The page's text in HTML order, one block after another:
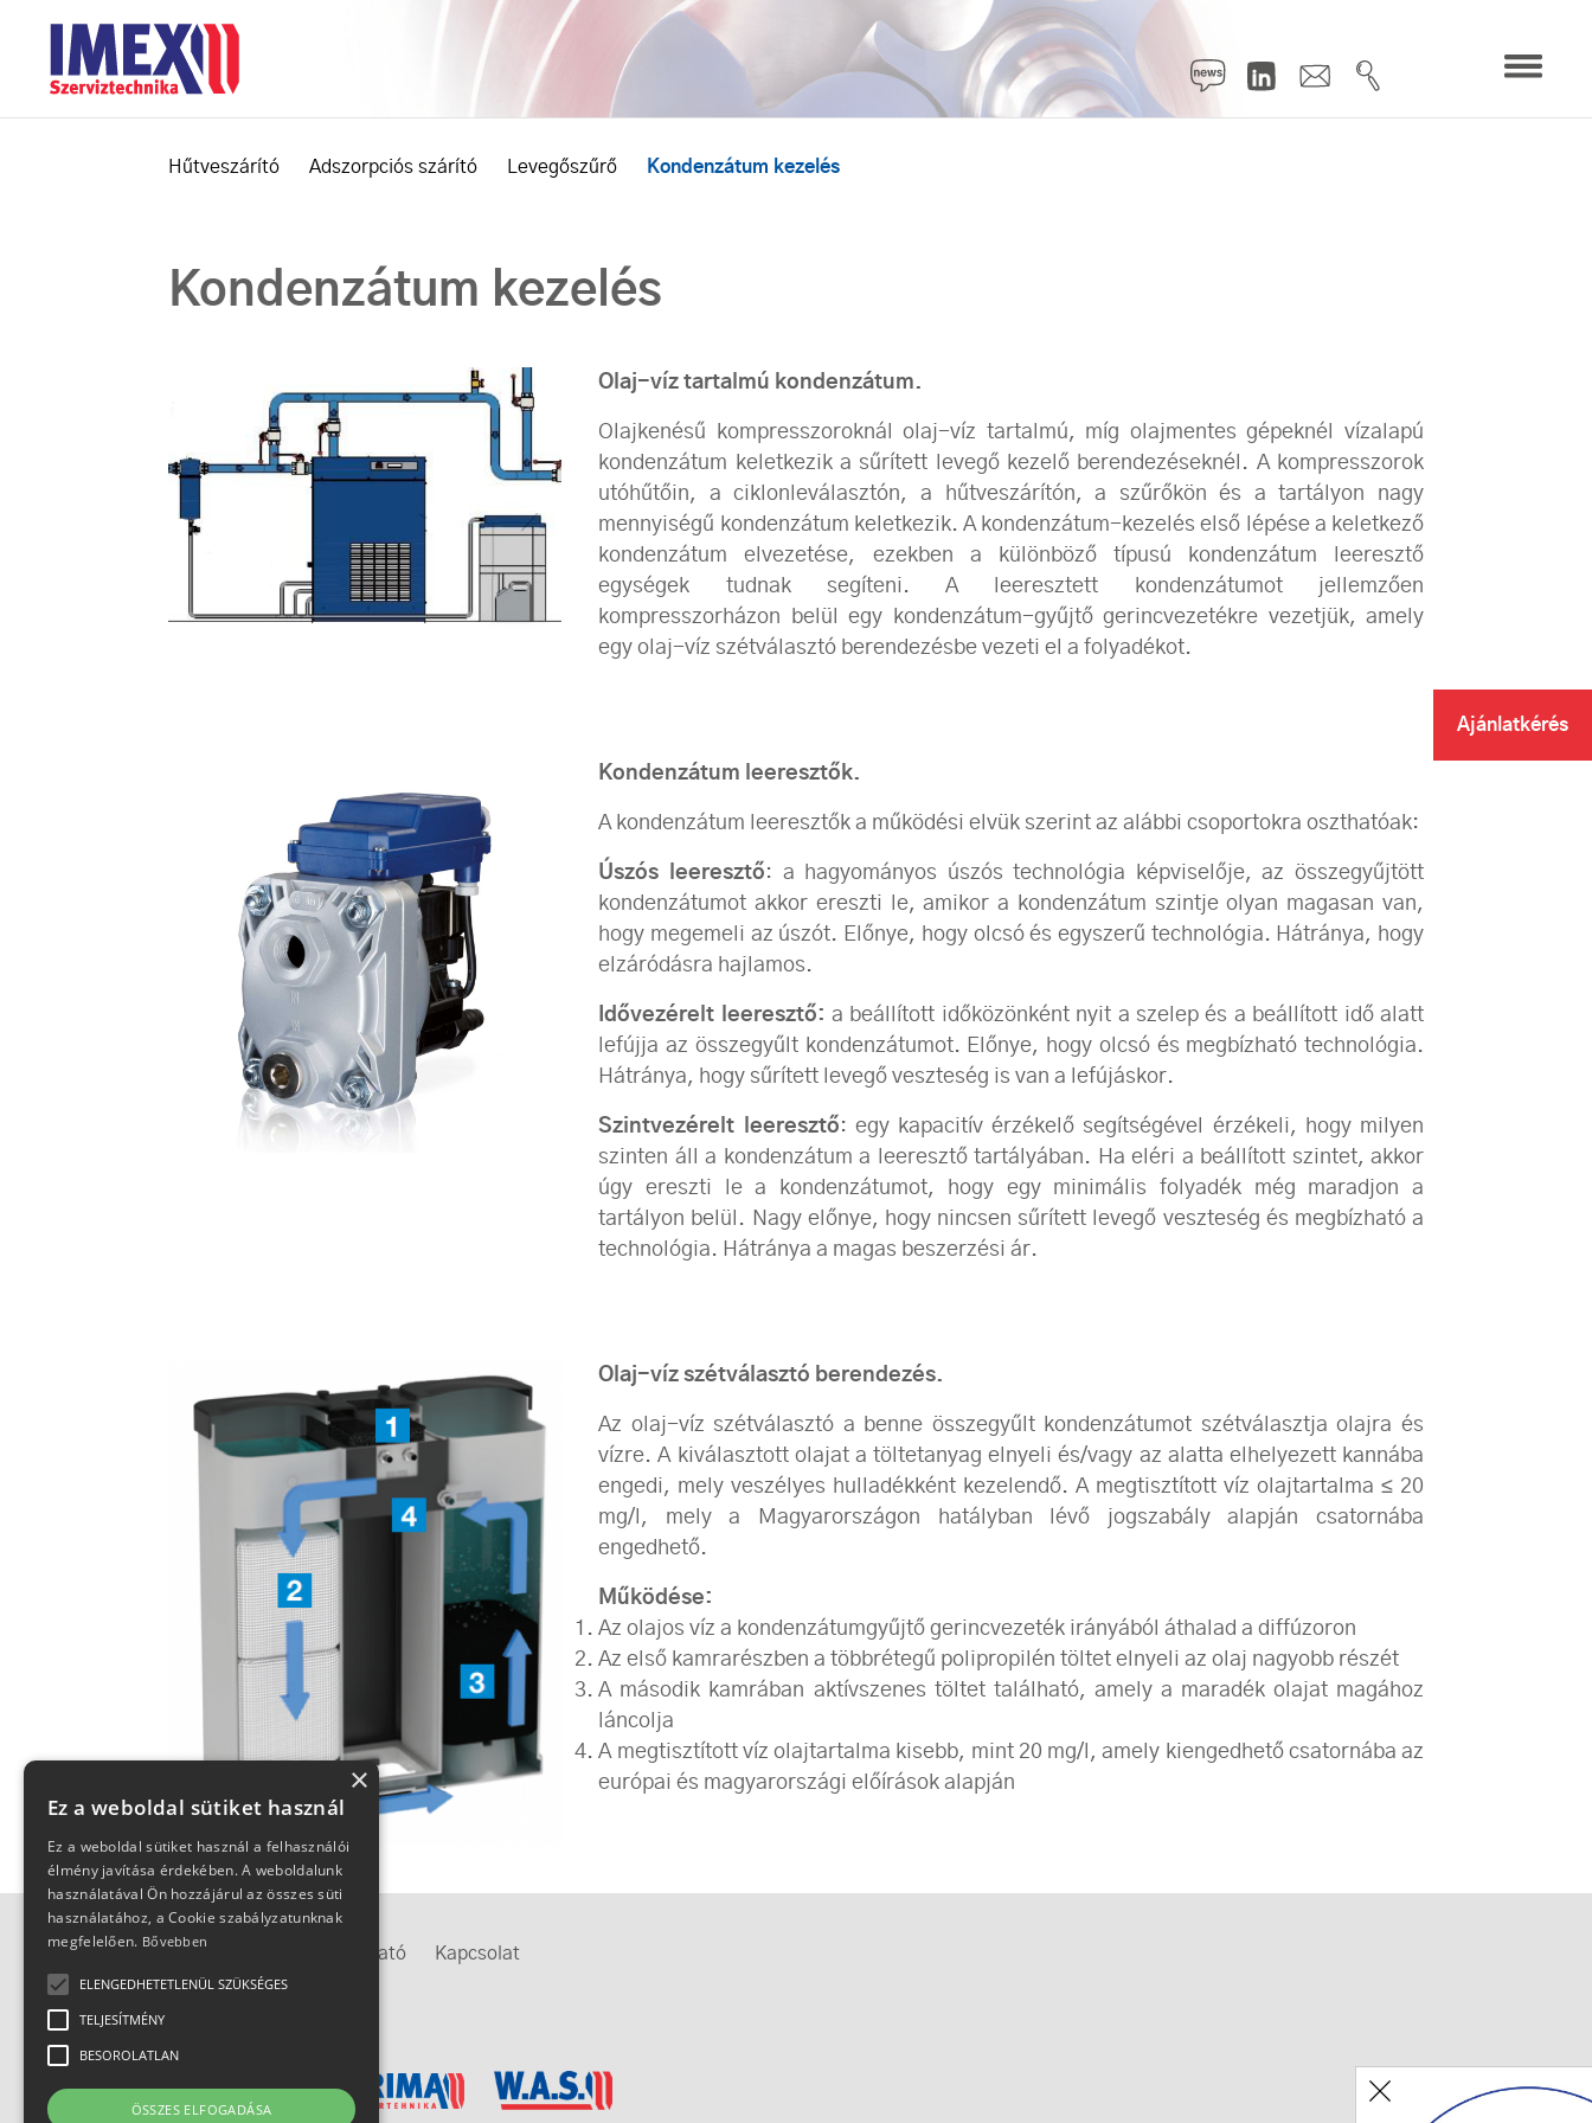
Hűtveszárító Adszorpciós szárító Levegőszűrő Kondenzátum kezelés
Kondenzátum kezelés
Olaj-víz tartalmú kondenzátum.
Olajkenésű kompresszoroknál olaj-víz tartalmú, míg olajmentes gépeknél vízalapú
kondenzátum keletkezik a sűrített levegő kezelő berendezéseknél. A kompresszorok
utóhűtőin, a ciklonleválasztón, a hűtveszárítón, a szűrőkön és a tartályon nagy
mennyiségű kondenzátum keletkezik. A kondenzátum-kezelés első lépése a keletkező
kondenzátum elvezetése, ezekben a különböző típusú kondenzátum leeresztő
egységek tudnak segíteni. A leeresztett kondenzátumot jellemzően
kompresszorházon belül egy kondenzátum-gyűjtő gerincvezetékre vezetjük, amely
egy olaj-víz szétválasztó berendezésbe vezeti el a folyadékot.
Kondenzátum leeresztők.
A kondenzátum leeresztők a működési elvük szerint az alábbi csoportokra oszthatóak:
Úszós leeresztő: a hagyományos úszós technológia képviselője, az összegyűjtött
kondenzátumot akkor ereszti le, amikor a kondenzátum szintje olyan magasan van,
hogy megemeli az úszót. Előnye, hogy olcsó és egyszerű technológia. Hátránya, hogy
elzáródásra hajlamos.
Idővezérelt leeresztő: a beállított időközönként nyit a szelep és a beállított idő alatt
lefújja az összegyűlt kondenzátumot. Előnye, hogy olcsó és megbízható technológia.
Hátránya, hogy sűrített levegő veszteség is van a lefújáskor.
Szintvezérelt leeresztő: egy kapacitív érzékelő segítségével érzékeli, hogy milyen
szinten áll a kondenzátum a leeresztő tartályában. Ha eléri a beállított szintet, akkor
úgy ereszti le a kondenzátumot, hogy egy minimális folyadék még maradjon a
tartályon belül. Nagy előnye, hogy nincsen sűrített levegő veszteség és megbízható a
technológia. Hátránya a magas beszerzési ár.
Olaj-víz szétválasztó berendezés.
Az olaj-víz szétválasztó a benne összegyűlt kondenzátumot szétválasztja olajra és
vízre. A kiválasztott olajat a töltetanyag elnyeli és/vagy az alatta elhelyezett kannába
engedi, mely veszélyes hulladékként kezelendő. A megtisztított víz olajtartalma ≤ 20
mg/l, mely a Magyarországon hatályban lévő jogszabály alapján csatornába
engedhető.
Működése:
Az olajos víz a kondenzátumgyűjtő gerincvezeték irányából áthalad a diffúzoron
Az első kamrarészben a többrétegű polipropilén töltet elnyeli az olaj nagyobb részét
A második kamrában aktívszenes töltet található, amely a maradék olajat magához
láncolja
A megtisztított víz olajtartalma kisebb, mint 20 mg/l, amely kiengedhető csatornába az
európai és magyarországi előírások alapján
Megközelítés Adatkezelési tájékoztató Kapcsolat
IMEX-csoport
Ajánlatkérés
×
Ez a weboldal sütiket használ
Ez a weboldal sütiket használ a felhasználói
élmény javítása érdekében. A weboldalunk
használatával Ön hozzájárul az összes süti
használatához, a Cookie szabályzatunknak
megfelelően. Bővebben
ELENGEDHETETLENÜL SZÜKSÉGES
TELJESÍTMÉNY
BESOROLATLAN
ÖSSZES ELFOGADÁSA